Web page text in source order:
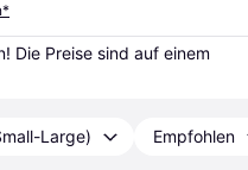
Die Preise sind auf einem
Large) Empfohlen